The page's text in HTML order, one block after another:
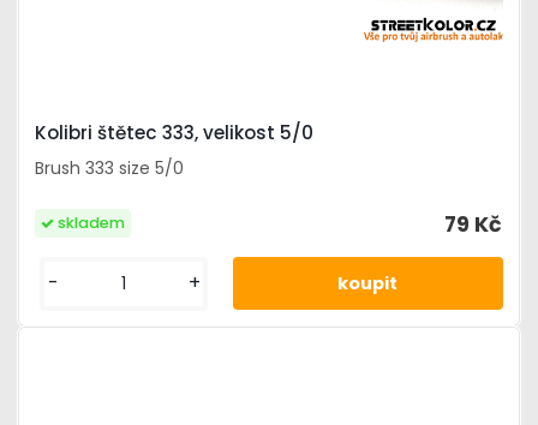
Kolibri štětec 333, velikost 5/0
Brush 333 size 5/0
79 Kč
skladem
- +